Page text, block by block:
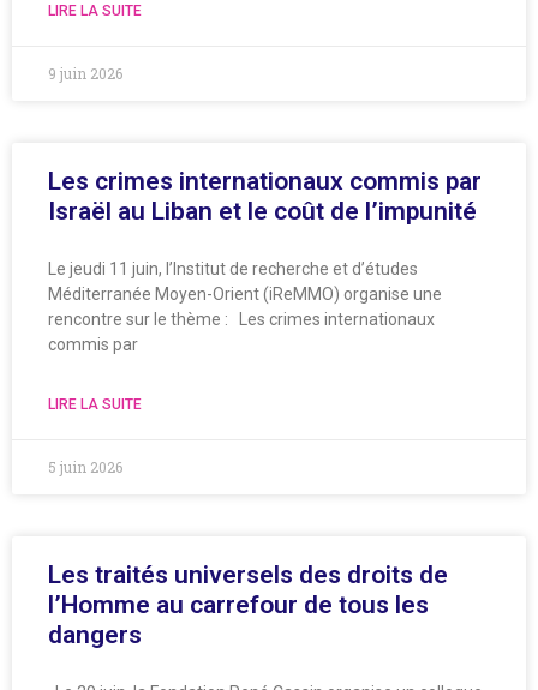
LIRE LA SUITE
9 juin 2026
Les crimes internationaux commis par
Israël au Liban et le coût de l’impunité
Le jeudi 11 juin, l’Institut de recherche et d’études
Méditerranée Moyen-Orient (iReMMO) organise une
rencontre sur le thème : Les crimes internationaux
commis par
LIRE LA SUITE
5 juin 2026
Les traités universels des droits de
l’Homme au carrefour de tous les
dangers